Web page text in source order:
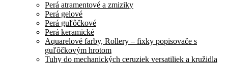
Perá atramentové a zmiziky
Perá gelové
Perá guľôčkové
Perá keramické
Aquarelové farby, Rollery – fixky popisovače s
guľôčkovým hrotom
Tuhy do mechanických ceruziek versatiliek a kružidla